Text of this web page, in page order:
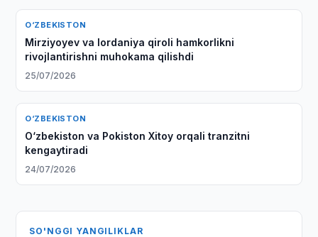
O‘ZBEKISTON
Mirziyoyev va Iordaniya qiroli hamkorlikni
rivojlantirishni muhokama qilishdi
25/07/2026
O‘ZBEKISTON
O‘zbekiston va Pokiston Xitoy orqali tranzitni
kengaytiradi
24/07/2026
SO'NGGI YANGILIKLAR